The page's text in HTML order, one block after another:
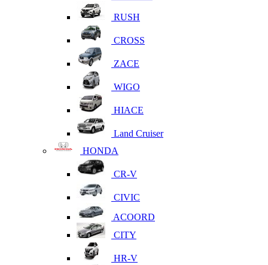
RUSH
CROSS
ZACE
WIGO
HIACE
Land Cruiser
HONDA
CR-V
CIVIC
ACOORD
CITY
HR-V